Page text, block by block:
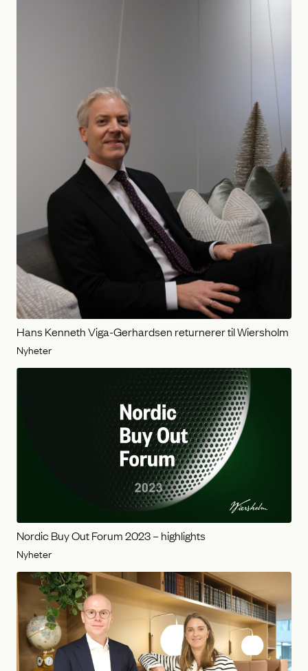
Hans Kenneth Viga-Gerhardsen returnerer til Wiersholm
Nyheter
Nordic Buy Out Forum 2023 – highlights
Nyheter